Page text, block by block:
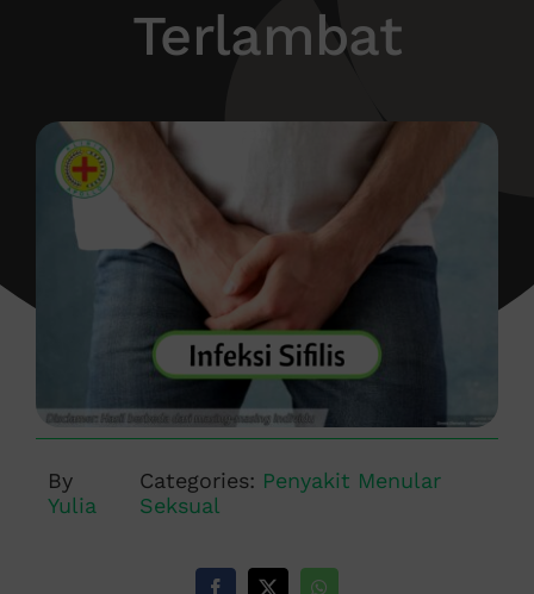
Terlambat
By
Yulia
Categories: Penyakit Menular
Seksual